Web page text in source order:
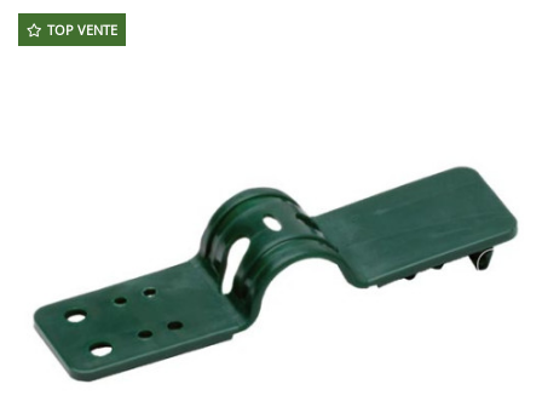
TOP VENTE